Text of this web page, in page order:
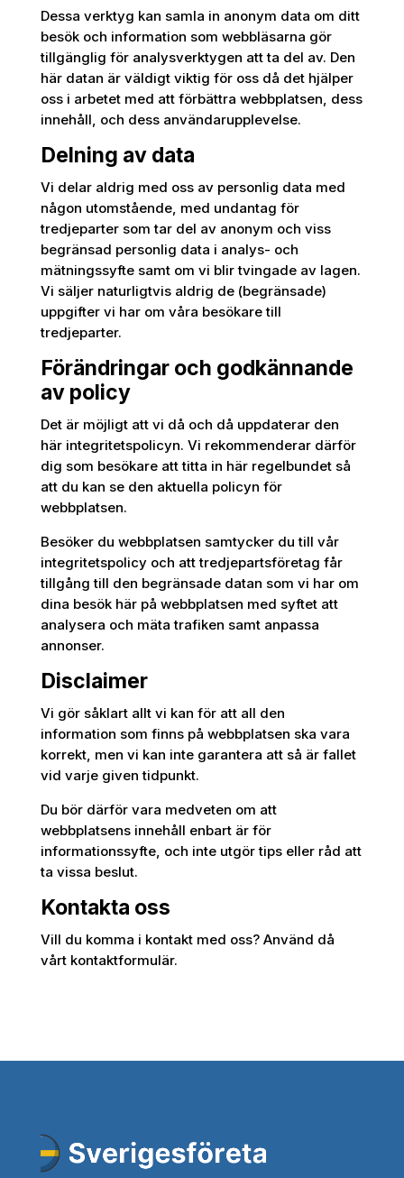
Dessa verktyg kan samla in anonym data om ditt
besök och information som webbläsarna gör
tillgänglig för analysverktygen att ta del av. Den
här datan är väldigt viktig för oss då det hjälper
oss i arbetet med att förbättra webbplatsen, dess
innehåll, och dess användarupplevelse.
Delning av data
Vi delar aldrig med oss av personlig data med
någon utomstående, med undantag för
tredjeparter som tar del av anonym och viss
begränsad personlig data i analys- och
mätningssyfte samt om vi blir tvingade av lagen.
Vi säljer naturligtvis aldrig de (begränsade)
uppgifter vi har om våra besökare till
tredjeparter.
Förändringar och godkännande
av policy
Det är möjligt att vi då och då uppdaterar den
här integritetspolicyn. Vi rekommenderar därför
dig som besökare att titta in här regelbundet så
att du kan se den aktuella policyn för
webbplatsen.
Besöker du webbplatsen samtycker du till vår
integritetspolicy och att tredjepartsföretag får
tillgång till den begränsade datan som vi har om
dina besök här på webbplatsen med syftet att
analysera och mäta trafiken samt anpassa
annonser.
Disclaimer
Vi gör såklart allt vi kan för att all den
information som finns på webbplatsen ska vara
korrekt, men vi kan inte garantera att så är fallet
vid varje given tidpunkt.
Du bör därför vara medveten om att
webbplatsens innehåll enbart är för
informationssyfte, och inte utgör tips eller råd att
ta vissa beslut.
Kontakta oss
Vill du komma i kontakt med oss? Använd då
vårt kontaktformulär.